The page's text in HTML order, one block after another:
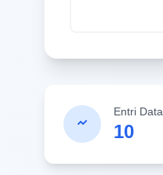
Entri Data
10